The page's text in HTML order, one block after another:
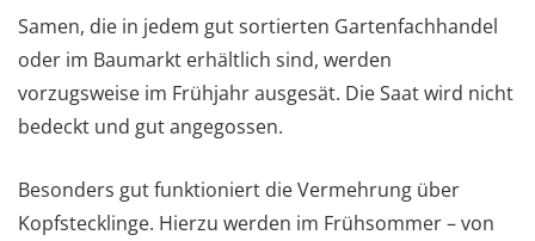
Samen, die in jedem gut sortierten Gartenfachhandel
oder im Baumarkt erhältlich sind, werden
vorzugsweise im Frühjahr ausgesät. Die Saat wird nicht
bedeckt und gut angegossen.
Besonders gut funktioniert die Vermehrung über
Kopfstecklinge. Hierzu werden im Frühsommer – von